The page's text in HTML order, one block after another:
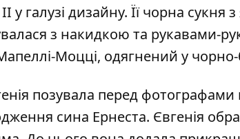
у галузі дизайну. Її чорна
з накидкою та рукавами-
Моцці, одягнений у
позувала перед
сина Ернеста. Євгенія